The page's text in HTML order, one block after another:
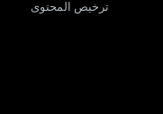
ترخيص المحتوى